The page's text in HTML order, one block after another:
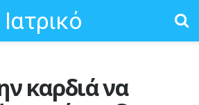
Ιατρικό
καρδιά να